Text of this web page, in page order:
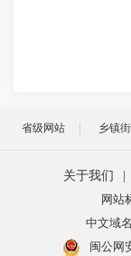
省级网站 乡镇
关于我们
网站
中文域
闽公网